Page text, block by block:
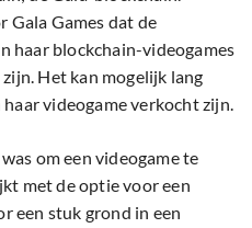
Gala Games dat de
haar blockchain-videogames
Het kan mogelijk lang
videogame verkocht zijn.
om een videogame te
met de optie voor een
een stuk grond in een